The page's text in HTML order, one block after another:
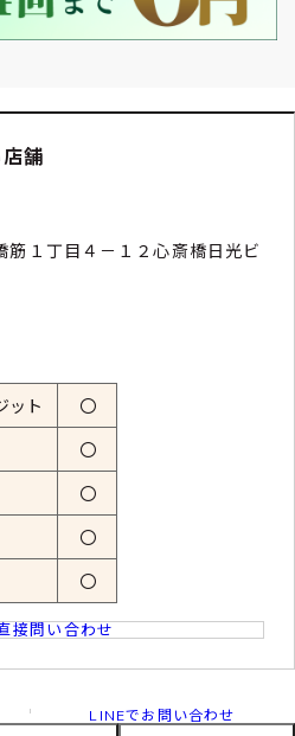
舗
筋１丁目４－１２心斎橋日光ビ
ット 〇
〇
〇
〇
〇
接問い合わせ
LINEでお問い合わせ